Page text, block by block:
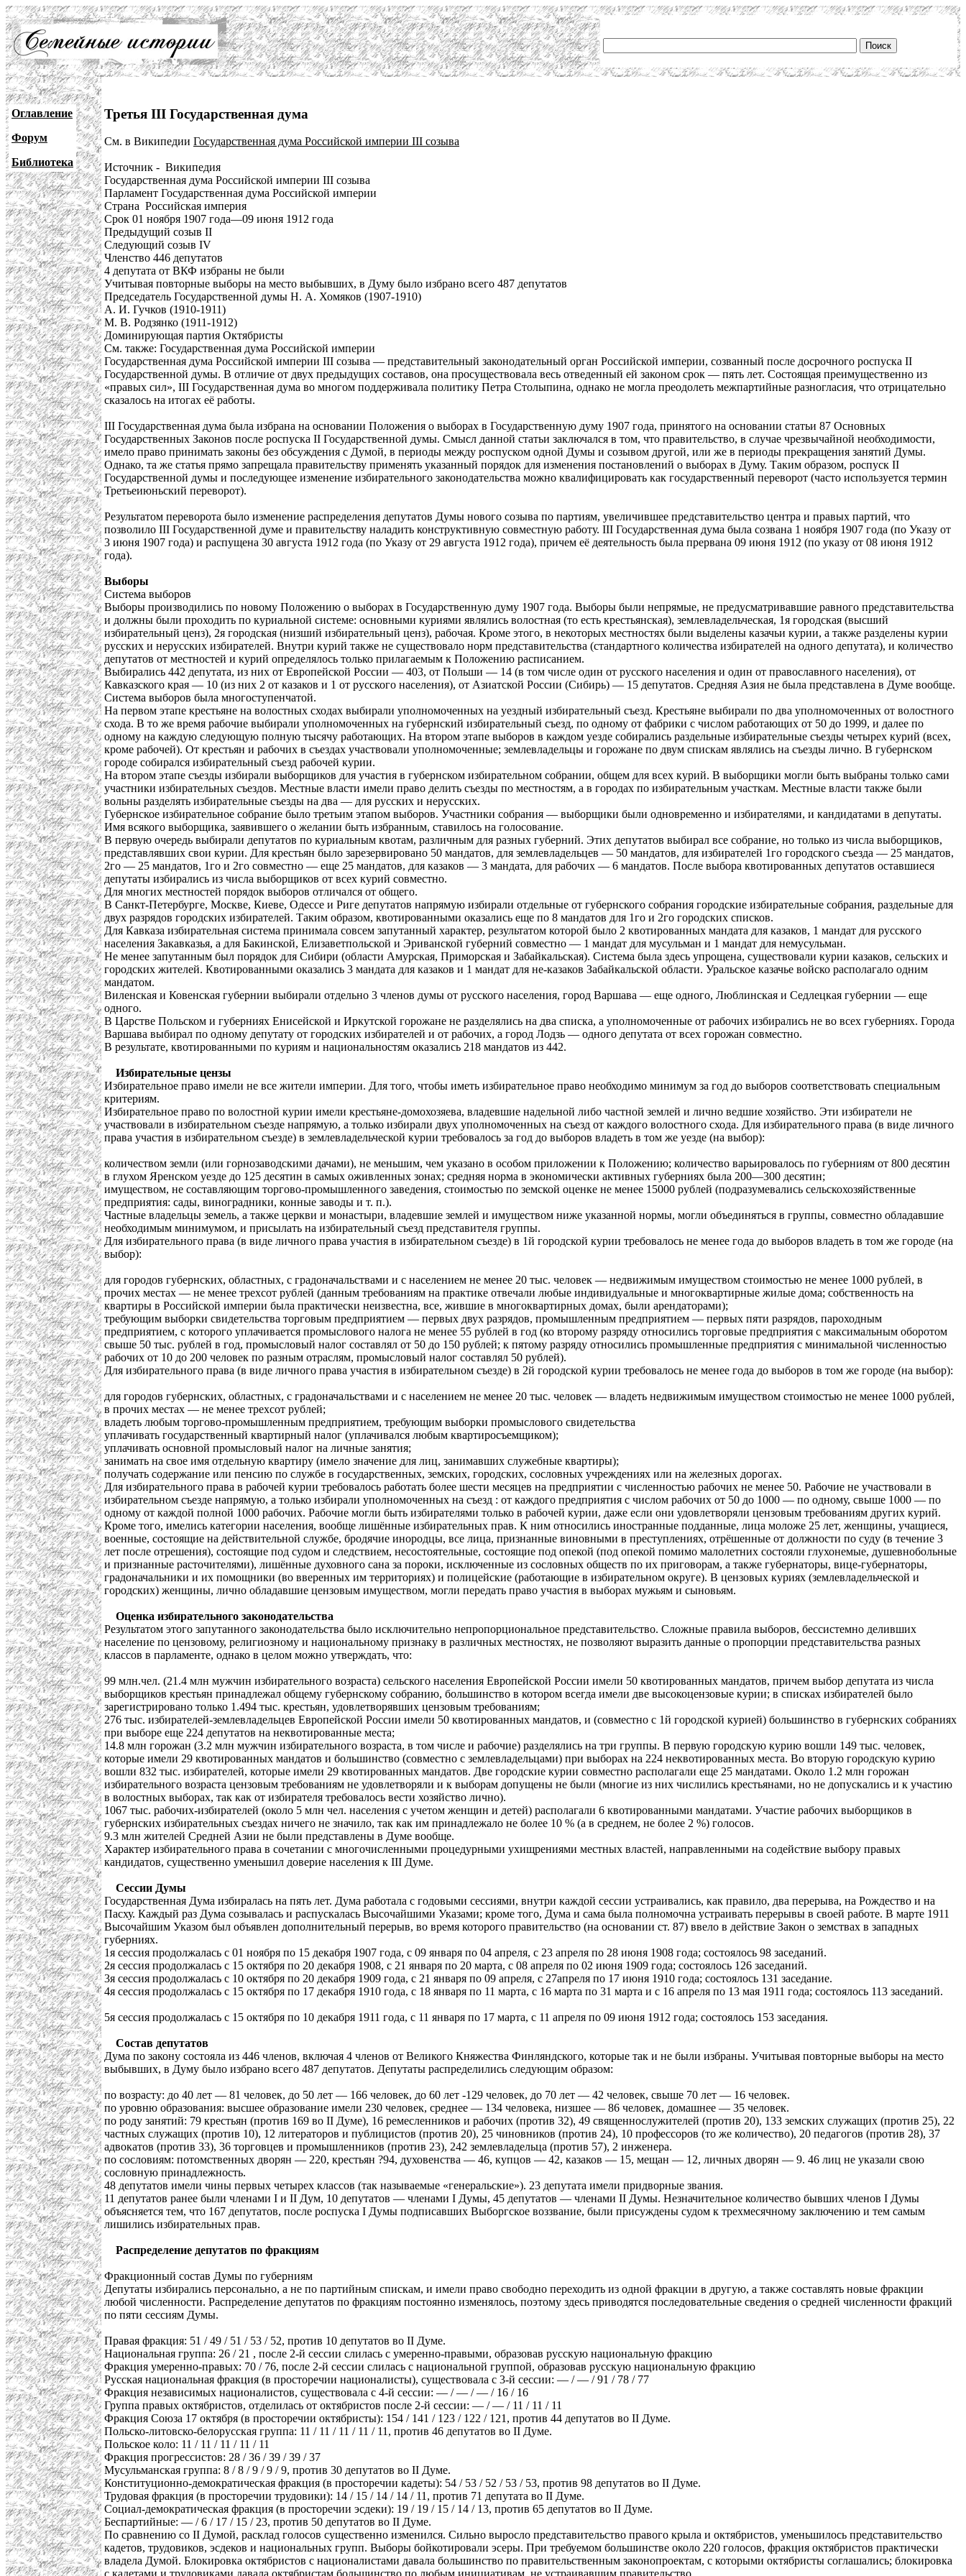
Оглавление
Форум
Библиотека
Третья III Государственная дума
См. в Википедии Государственная дума Российской империи III созыва
Источник - Википедия
Государственная дума Российской империи III созыва
Парламент Государственная дума Российской империи
Страна Российская империя
Срок 01 ноября 1907 года—09 июня 1912 года
Предыдущий созыв II
Следующий созыв IV
Членство 446 депутатов
4 депутата от ВКФ избраны не были
Учитывая повторные выборы на место выбывших, в Думу было избрано всего 487 депутатов
Председатель Государственной думы Н. А. Хомяков (1907-1910)
А. И. Гучков (1910-1911)
М. В. Родзянко (1911-1912)
Доминирующая партия Октябристы
См. также: Государственная дума Российской империи
Государственная дума Российской империи III созыва — представительный законодательный орган Российской империи, созванный после досрочного роспуска II
Государственной думы. В отличие от двух предыдущих составов, она просуществовала весь отведенный ей законом срок — пять лет. Состоящая преимущественно из
«правых сил», III Государственная дума во многом поддерживала политику Петра Столыпина, однако не могла преодолеть межпартийные разногласия, что отрицательно
сказалось на итогах её работы.
III Государственная дума была избрана на основании Положения о выборах в Государственную думу 1907 года, принятого на основании статьи 87 Основных
Государственных Законов после роспуска II Государственной думы. Смысл данной статьи заключался в том, что правительство, в случае чрезвычайной необходимости,
имело право принимать законы без обсуждения с Думой, в периоды между роспуском одной Думы и созывом другой, или же в периоды прекращения занятий Думы.
Однако, та же статья прямо запрещала правительству применять указанный порядок для изменения постановлений о выборах в Думу. Таким образом, роспуск II
Государственной думы и последующее изменение избирательного законодательства можно квалифицировать как государственный переворот (часто используется термин
Третьеиюньский переворот).
Результатом переворота было изменение распределения депутатов Думы нового созыва по партиям, увеличившее представительство центра и правых партий, что
позволило III Государственной думе и правительству наладить конструктивную совместную работу. III Государственная дума была созвана 1 ноября 1907 года (по Указу от
3 июня 1907 года) и распущена 30 августа 1912 года (по Указу от 29 августа 1912 года), причем её деятельность была прервана 09 июня 1912 (по указу от 08 июня 1912
года).
Выборы
Система выборов
Выборы производились по новому Положению о выборах в Государственную думу 1907 года. Выборы были непрямые, не предусматривавшие равного представительства
и должны были проходить по куриальной системе: основными куриями являлись волостная (то есть крестьянская), землевладельческая, 1я городская (высший
избирательный ценз), 2я городская (низший избирательный ценз), рабочая. Кроме этого, в некоторых местностях были выделены казачьи курии, а также разделены курии
русских и нерусских избирателей. Внутри курий также не существовало норм представительства (стандартного количества избирателей на одного депутата), и количество
депутатов от местностей и курий определялось только прилагаемым к Положению расписанием.
Выбирались 442 депутата, из них от Европейской России — 403, от Польши — 14 (в том числе один от русского населения и один от православного населения), от
Кавказского края — 10 (из них 2 от казаков и 1 от русского населения), от Азиатской России (Сибирь) — 15 депутатов. Средняя Азия не была представлена в Думе вообще.
Система выборов была многоступенчатой.
На первом этапе крестьяне на волостных сходах выбирали уполномоченных на уездный избирательный съезд. Крестьяне выбирали по два уполномоченных от волостного
схода. В то же время рабочие выбирали уполномоченных на губернский избирательный съезд, по одному от фабрики с числом работающих от 50 до 1999, и далее по
одному на каждую следующую полную тысячу работающих. На втором этапе выборов в каждом уезде собирались раздельные избирательные съезды четырех курий (всех,
кроме рабочей). От крестьян и рабочих в съездах участвовали уполномоченные; землевладельцы и горожане по двум спискам являлись на съезды лично. В губернском
городе собирался избирательный съезд рабочей курии.
На втором этапе съезды избирали выборщиков для участия в губернском избирательном собрании, общем для всех курий. В выборщики могли быть выбраны только сами
участники избирательных съездов. Местные власти имели право делить съезды по местностям, а в городах по избирательным участкам. Местные власти также были
вольны разделять избирательные съезды на два — для русских и нерусских.
Губернское избирательное собрание было третьим этапом выборов. Участники собрания — выборщики были одновременно и избирателями, и кандидатами в депутаты.
Имя всякого выборщика, заявившего о желании быть избранным, ставилось на голосование.
В первую очередь выбирали депутатов по куриальным квотам, различным для разных губерний. Этих депутатов выбирал все собрание, но только из числа выборщиков,
представлявших свои курии. Для крестьян было зарезервировано 50 мандатов, для землевладельцев — 50 мандатов, для избирателей 1го городского съезда — 25 мандатов,
2го — 25 мандатов, 1го и 2го совместно — еще 25 мандатов, для казаков — 3 мандата, для рабочих — 6 мандатов. После выбора квотированных депутатов оставшиеся
депутаты избирались из числа выборщиков от всех курий совместно.
Для многих местностей порядок выборов отличался от общего.
В Санкт-Петербурге, Москве, Киеве, Одессе и Риге депутатов напрямую избирали отдельные от губернского собрания городские избирательные собрания, раздельные для
двух разрядов городских избирателей. Таким образом, квотированными оказались еще по 8 мандатов для 1го и 2го городских списков.
Для Кавказа избирательная система принимала совсем запутанный характер, результатом которой было 2 квотированных мандата для казаков, 1 мандат для русского
населения Закавказья, а для Бакинской, Елизаветпольской и Эриванской губерний совместно — 1 мандат для мусульман и 1 мандат для немусульман.
Не менее запутанным был порядок для Сибири (области Амурская, Приморская и Забайкальская). Система была здесь упрощена, существовали курии казаков, сельских и
городских жителей. Квотированными оказались 3 мандата для казаков и 1 мандат для не-казаков Забайкальской области. Уральское казачье войско располагало одним
мандатом.
Виленская и Ковенская губернии выбирали отдельно 3 членов думы от русского населения, город Варшава — еще одного, Люблинская и Седлецкая губернии — еще
одного.
В Царстве Польском и губерниях Енисейской и Иркутской горожане не разделялись на два списка, а уполномоченные от рабочих избирались не во всех губерниях. Города
Варшава выбирал по одному депутату от городских избирателей и от рабочих, а город Лодзь — одного депутата от всех горожан совместно.
В результате, квотированными по куриям и национальностям оказались 218 мандатов из 442.
Избирательные цензы
Избирательное право имели не все жители империи. Для того, чтобы иметь избирательное право необходимо минимум за год до выборов соответствовать специальным
критериям.
Избирательное право по волостной курии имели крестьяне-домохозяева, владевшие надельной либо частной землей и лично ведшие хозяйство. Эти избиратели не
участвовали в избирательном съезде напрямую, а только избирали двух уполномоченных на съезд от каждого волостного схода. Для избирательного права (в виде личного
права участия в избирательном съезде) в землевладельческой курии требовалось за год до выборов владеть в том же уезде (на выбор):
количеством земли (или горнозаводскими дачами), не меньшим, чем указано в особом приложении к Положению; количество варьировалось по губерниям от 800 десятин
в глухом Яренском уезде до 125 десятин в самых оживленных зонах; средняя норма в экономически активных губерниях была 200—300 десятин;
имуществом, не составляющим торгово-промышленного заведения, стоимостью по земской оценке не менее 15000 рублей (подразумевались сельскохозяйственные
предприятия: сады, виноградники, конные заводы и т. п.).
Частные владельцы земель, а также церкви и монастыри, владевшие землей и имуществом ниже указанной нормы, могли объединяться в группы, совместно обладавшие
необходимым минимумом, и присылать на избирательный съезд представителя группы.
Для избирательного права (в виде личного права участия в избирательном съезде) в 1й городской курии требовалось не менее года до выборов владеть в том же городе (на
выбор):
для городов губернских, областных, с градоначальствами и с населением не менее 20 тыс. человек — недвижимым имуществом стоимостью не менее 1000 рублей, в
прочих местах — не менее трехсот рублей (данным требованиям на практике отвечали любые индивидуальные и многоквартирные жилые дома; собственность на
квартиры в Российской империи была практически неизвестна, все, жившие в многоквартирных домах, были арендаторами);
требующим выборки свидетельства торговым предприятием — первых двух разрядов, промышленным предприятием — первых пяти разрядов, пароходным
предприятием, с которого уплачивается промыслового налога не менее 55 рублей в год (ко второму разряду относились торговые предприятия с максимальным оборотом
свыше 50 тыс. рублей в год, промысловый налог составлял от 50 до 150 рублей; к пятому разряду относились промышленные предприятия с минимальной численностью
рабочих от 10 до 200 человек по разным отраслям, промысловый налог составлял 50 рублей).
Для избирательного права (в виде личного права участия в избирательном съезде) в 2й городской курии требовалось не менее года до выборов в том же городе (на выбор):
для городов губернских, областных, с градоначальствами и с населением не менее 20 тыс. человек — владеть недвижимым имуществом стоимостью не менее 1000 рублей,
в прочих местах — не менее трехсот рублей;
владеть любым торгово-промышленным предприятием, требующим выборки промыслового свидетельства
уплачивать государственный квартирный налог (уплачивался любым квартиросъемщиком);
уплачивать основной промысловый налог на личные занятия;
занимать на свое имя отдельную квартиру (имело значение для лиц, занимавших служебные квартиры);
получать содержание или пенсию по службе в государственных, земских, городских, сословных учреждениях или на железных дорогах.
Для избирательного права в рабочей курии требовалось работать более шести месяцев на предприятии с численностью рабочих не менее 50. Рабочие не участвовали в
избирательном съезде напрямую, а только избирали уполномоченных на съезд : от каждого предприятия с числом рабочих от 50 до 1000 — по одному, свыше 1000 — по
одному от каждой полной 1000 рабочих. Рабочие могли быть избирателями только в рабочей курии, даже если они удовлетворяли цензовым требованиям других курий.
Кроме того, имелись категории населения, вообще лишённые избирательных прав. К ним относились иностранные подданные, лица моложе 25 лет, женщины, учащиеся,
военные, состоящие на действительной службе, бродячие инородцы, все лица, признанные виновными в преступлениях, отрёшенные от должности по суду (в течение 3
лет после отрешения), состоящие под судом и следствием, несостоятельные, состоящие под опекой (под опекой помимо малолетних состояли глухонемые, душевнобольные
и признанные расточителями), лишённые духовного сана за пороки, исключенные из сословных обществ по их приговорам, а также губернаторы, вице-губернаторы,
градоначальники и их помощники (во вверенных им территориях) и полицейские (работающие в избирательном округе). В цензовых куриях (землевладельческой и
городских) женщины, лично обладавшие цензовым имуществом, могли передать право участия в выборах мужьям и сыновьям.
Оценка избирательного законодательства
Результатом этого запутанного законодательства было исключительно непропорциональное представительство. Сложные правила выборов, бессистемно деливших
население по цензовому, религиозному и национальному признаку в различных местностях, не позволяют выразить данные о пропорции представительства разных
классов в парламенте, однако в целом можно утверждать, что:
99 млн.чел. (21.4 млн мужчин избирательного возраста) сельского населения Европейской России имели 50 квотированных мандатов, причем выбор депутата из числа
выборщиков крестьян принадлежал общему губернскому собранию, большинство в котором всегда имели две высокоцензовые курии; в списках избирателей было
зарегистрировано только 1.494 тыс. крестьян, удовлетворявших цензовым требованиям;
276 тыс. избирателей-землевладельцев Европейской России имели 50 квотированных мандатов, и (совместно с 1й городской курией) большинство в губернских собраниях
при выборе еще 224 депутатов на неквотированные места;
14.8 млн горожан (3.2 млн мужчин избирательного возраста, в том числе и рабочие) разделялись на три группы. В первую городскую курию вошли 149 тыс. человек,
которые имели 29 квотированных мандатов и большинство (совместно с землевладельцами) при выборах на 224 неквотированных места. Во вторую городскую курию
вошли 832 тыс. избирателей, которые имели 29 квотированных мандатов. Две городские курии совместно располагали еще 25 мандатами. Около 1.2 млн горожан
избирательного возраста цензовым требованиям не удовлетворяли и к выборам допущены не были (многие из них числились крестьянами, но не допускались и к участию
в волостных выборах, так как от избирателя требовалось вести хозяйство лично).
1067 тыс. рабочих-избирателей (около 5 млн чел. населения с учетом женщин и детей) располагали 6 квотированными мандатами. Участие рабочих выборщиков в
губернских избирательных съездах ничего не значило, так как им принадлежало не более 10 % (а в среднем, не более 2 %) голосов.
9.3 млн жителей Средней Азии не были представлены в Думе вообще.
Характер избирательного права в сочетании с многочисленными процедурными ухищрениями местных властей, направленными на содействие выбору правых
кандидатов, существенно уменьшил доверие населения к III Думе.
Сессии Думы
Государственная Дума избиралась на пять лет. Дума работала с годовыми сессиями, внутри каждой сессии устраивались, как правило, два перерыва, на Рождество и на
Пасху. Каждый раз Дума созывалась и распускалась Высочайшими Указами; кроме того, Дума и сама была полномочна устраивать перерывы в своей работе. В марте 1911
Высочайшим Указом был объявлен дополнительный перерыв, во время которого правительство (на основании ст. 87) ввело в действие Закон о земствах в западных
губерниях.
1я сессия продолжалась с 01 ноября по 15 декабря 1907 года, с 09 января по 04 апреля, с 23 апреля по 28 июня 1908 года; состоялось 98 заседаний.
2я сессия продолжалась с 15 октября по 20 декабря 1908, с 21 января по 20 марта, с 08 апреля по 02 июня 1909 года; состоялось 126 заседаний.
3я сессия продолжалась с 10 октября по 20 декабря 1909 года, с 21 января по 09 апреля, с 27апреля по 17 июня 1910 года; состоялось 131 заседание.
4я сессия продолжалась с 15 октября по 17 декабря 1910 года, с 18 января по 11 марта, с 16 марта по 31 марта и с 16 апреля по 13 мая 1911 года; состоялось 113 заседаний.
5я сессия продолжалась с 15 октября по 10 декабря 1911 года, с 11 января по 17 марта, с 11 апреля по 09 июня 1912 года; состоялось 153 заседания.
Состав депутатов
Дума по закону состояла из 446 членов, включая 4 членов от Великого Княжества Финляндского, которые так и не были избраны. Учитывая повторные выборы на место
выбывших, в Думу было избрано всего 487 депутатов. Депутаты распределились следующим образом:
по возрасту: до 40 лет — 81 человек, до 50 лет — 166 человек, до 60 лет -129 человек, до 70 лет — 42 человек, свыше 70 лет — 16 человек.
по уровню образования: высшее образование имели 230 человек, среднее — 134 человека, низшее — 86 человек, домашнее — 35 человек.
по роду занятий: 79 крестьян (против 169 во II Думе), 16 ремесленников и рабочих (против 32), 49 священнослужителей (против 20), 133 земских служащих (против 25), 22
частных служащих (против 10), 12 литераторов и публицистов (против 20), 25 чиновников (против 24), 10 профессоров (то же количество), 20 педагогов (против 28), 37
адвокатов (против 33), 36 торговцев и промышленников (против 23), 242 землевладельца (против 57), 2 инженера.
по сословиям: потомственных дворян — 220, крестьян ?94, духовенства — 46, купцов — 42, казаков — 15, мещан — 12, личных дворян — 9. 46 лиц не указали свою
сословную принадлежность.
48 депутатов имели чины первых четырех классов (так называемые «генеральские»). 23 депутата имели придворные звания.
11 депутатов ранее были членами I и II Дум, 10 депутатов — членами I Думы, 45 депутатов — членами II Думы. Незначительное количество бывших членов I Думы
объясняется тем, что 167 депутатов, после роспуска I Думы подписавших Выборгское воззвание, были присуждены судом к трехмесячному заключению и тем самым
лишились избирательных прав.
Распределение депутатов по фракциям
Фракционный состав Думы по губерниям
Депутаты избирались персонально, а не по партийным спискам, и имели право свободно переходить из одной фракции в другую, а также составлять новые фракции
любой численности. Распределение депутатов по фракциям постоянно изменялось, поэтому здесь приводятся последовательные сведения о средней численности фракций
по пяти сессиям Думы.
Правая фракция: 51 / 49 / 51 / 53 / 52, против 10 депутатов во II Думе.
Национальная группа: 26 / 21 , после 2-й сессии слилась с умеренно-правыми, образовав русскую национальную фракцию
Фракция умеренно-правых: 70 / 76, после 2-й сессии слилась с национальной группой, образовав русскую национальную фракцию
Русская национальная фракция (в просторечии националисты), существовала с 3-й сессии: — / — / 91 / 78 / 77
Фракция независимых националистов, существовала с 4-й сессии: — / — / — / 16 / 16
Группа правых октябристов, отделилась от октябристов после 2-й сессии: — / — / 11 / 11 / 11
Фракция Союза 17 октября (в просторечии октябристы): 154 / 141 / 123 / 122 / 121, против 44 депутатов во II Думе.
Польско-литовско-белорусская группа: 11 / 11 / 11 / 11 / 11, против 46 депутатов во II Думе.
Польское коло: 11 / 11 / 11 / 11 / 11
Фракция прогрессистов: 28 / 36 / 39 / 39 / 37
Мусульманская группа: 8 / 8 / 9 / 9 / 9, против 30 депутатов во II Думе.
Конституционно-демократическая фракция (в просторечии кадеты): 54 / 53 / 52 / 53 / 53, против 98 депутатов во II Думе.
Трудовая фракция (в просторечии трудовики): 14 / 15 / 14 / 14 / 11, против 71 депутата во II Думе.
Социал-демократическая фракция (в просторечии эсдеки): 19 / 19 / 15 / 14 / 13, против 65 депутатов во II Думе.
Беспартийные: — / 6 / 17 / 15 / 23, против 50 депутатов во II Думе.
По сравнению со II Думой, расклад голосов существенно изменился. Сильно выросло представительство правого крыла и октябристов, уменьшилось представительство
кадетов, трудовиков, эсдеков и национальных групп. Выборы бойкотировали эсеры. При требуемом большинстве около 220 голосов, фракция октябристов практически
владела Думой. Блокировка октябристов с националистами давала большинство по правительственным законопроектам, с которыми октябристы соглашались; блокировка